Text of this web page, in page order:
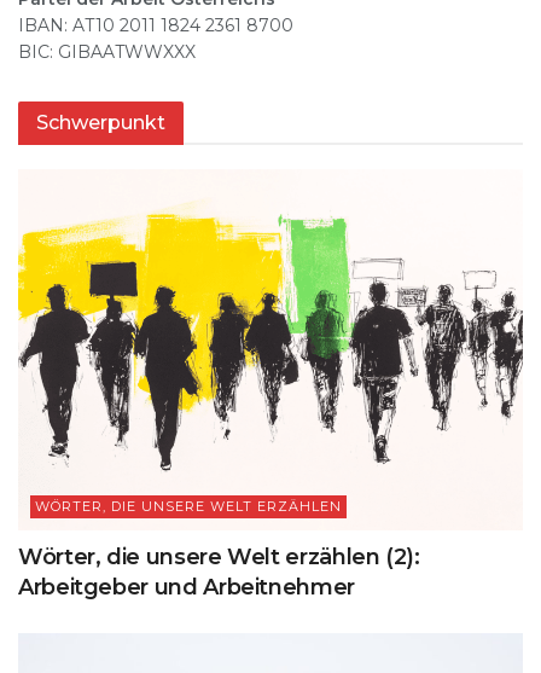
IBAN: AT10 2011 1824 2361 8700
BIC: GIBAATWWXXX
Schwerpunkt
WÖRTER, DIE UNSERE WELT ERZÄHLEN
Wörter, die unsere Welt erzählen (2):
Arbeitgeber und Arbeitnehmer